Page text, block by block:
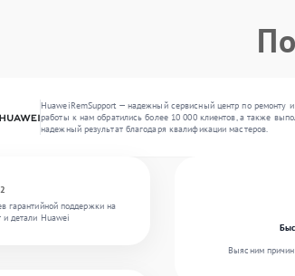
HuaweiRemSupport — надежный сервисный центр по ремонту
работы к нам обратились более 10 000 клиентов, а также
надежный результат благодаря квалификации мастеров.
гарантийной поддержки на
и детали Huawei
Выясним